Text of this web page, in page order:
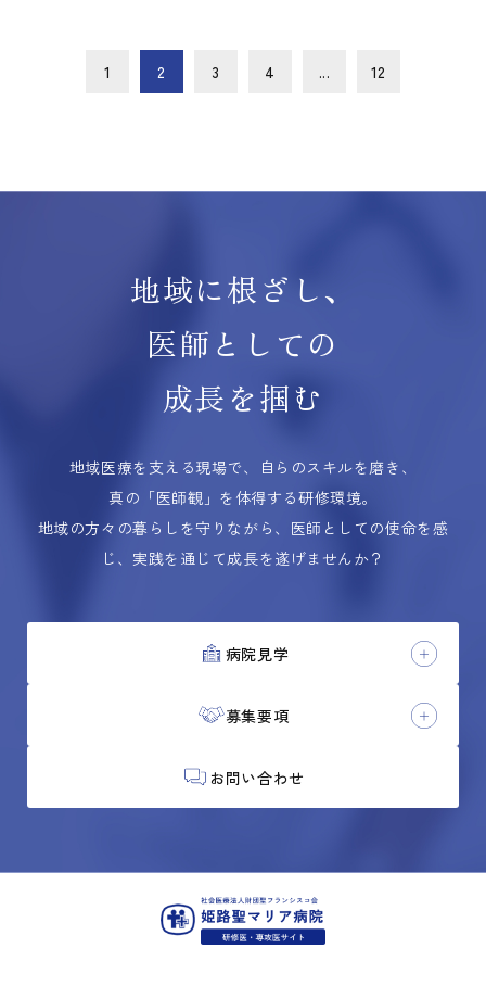
1 2 3 4 ... 12
地域に根ざし、
医師としての
成長を掴む
地域医療を支える現場で、自らのスキルを磨き、
真の「医師観」を体得する研修環境。
地域の方々の暮らしを守りながら、医師としての使命を感
じ、実践を通じて成長を遂げませんか？
病院見学
募集要項
お問い合わせ